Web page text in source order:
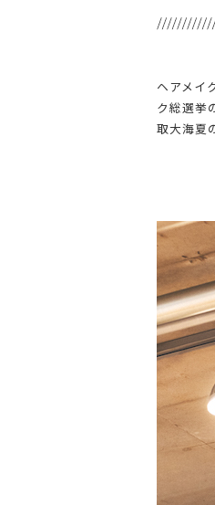
ヘアメイ
ク総選挙
取大海夏